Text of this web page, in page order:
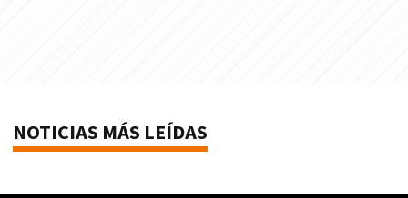
NOTICIAS MÁS LEÍDAS